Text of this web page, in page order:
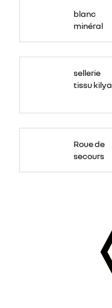
blanc
minéral
sellerie
tissu kilya
Roue de
secours